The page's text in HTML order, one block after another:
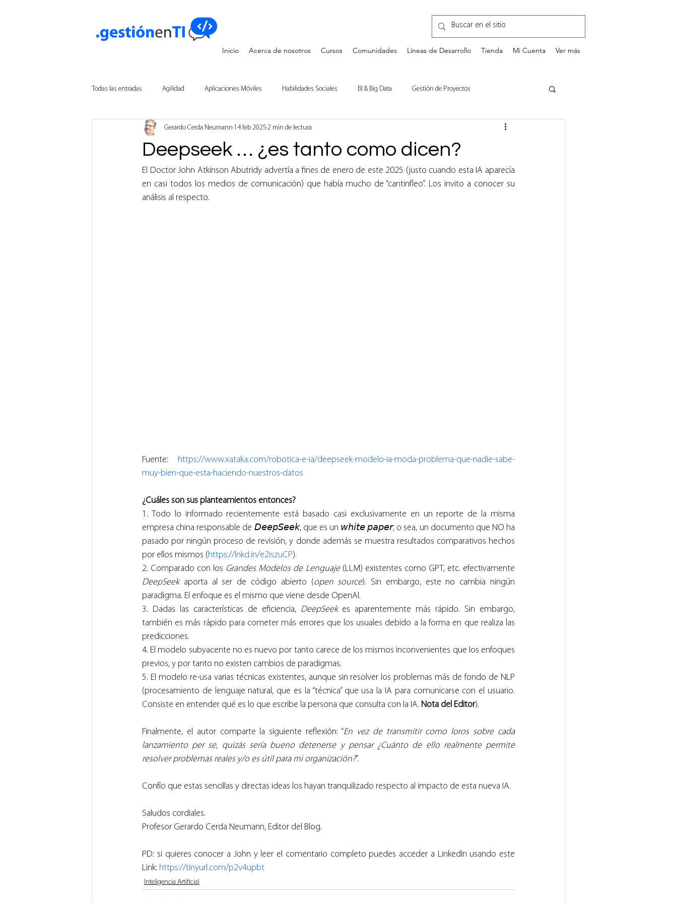
Inicio Acerca de nosotros Cursos Comunidades Líneas de Desarrollo Tienda Mi Cuenta Ver más
Todas las entradas Agilidad Aplicaciones Móviles Habilidades Sociales BI & Big Data Gestión de Proyectos
Innovación Empresarial Tecnología Desarrollo Personal GestionEnTI.com
Inteligencia Artificial
Deepseek … ¿es tanto como dicen?
Gerardo Cerda Neumann 14 feb 2025 2 min de lectura
El Doctor John Atkinson Abutridy advertía a fines de enero de este 2025 (justo cuando esta IA aparecía
en casi todos los medios de comunicación) que había mucho de “cantinfleo”. Los invito a conocer su
análisis al respecto.
Fuente: https://www.xataka.com/robotica-e-ia/deepseek-modelo-ia-moda-problema-que-nadie-sabe-
muy-bien-que-esta-haciendo-nuestros-datos
¿Cuáles son sus planteamientos entonces?
1. Todo lo informado recientemente está basado casi exclusivamente en un reporte de la misma
empresa china responsable de 𝘋𝘦𝘦𝘱𝘚𝘦𝘦𝘬, que es un 𝘸𝘩𝘪𝘵𝘦 𝘱𝘢𝘱𝘦𝘳, o sea, un documento que NO ha
pasado por ningún proceso de revisión, y donde además se muestra resultados comparativos hechos
por ellos mismos (https://lnkd.in/e2iszuCP).
2. Comparado con los Grandes Modelos de Lenguaje
DeepSeek aporta al ser de código abierto (open source). Sin embargo, este no cambia ningún
paradigma. El enfoque es el mismo que viene desde OpenAI.
3. Dadas las características de eficiencia, DeepSeek es aparentemente más rápido. Sin embargo,
también es más rápido para cometer más errores que los usuales debido a la forma en que realiza las
predicciones.
4. El modelo subyacente no es nuevo por tanto carece de los mismos inconvenientes que los enfoques
previos, y por tanto no existen cambios de paradigmas.
5. El modelo re-usa varias técnicas existentes, aunque sin resolver los problemas más de fondo de NLP
(procesamiento de lenguaje natural, que es la “técnica” que usa la IA para comunicarse con el usuario.
Consiste en entender qué es lo que escribe la persona que consulta con la IA. Nota del Editor).
Finalmente, el autor comparte la siguiente reflexión: “En vez de transmitir como loros sobre cada
lanzamiento per se, quizás sería bueno detenerse y pensar ¿Cuánto de ello realmente permite
resolver problemas reales y/o es útil para mi organización?”.
Confío que estas sencillas y directas ideas los hayan tranquilizado respecto al impacto de esta nueva IA.
Saludos cordiales.
Profesor Gerardo Cerda Neumann, Editor del Blog.
PD: si quieres conocer a John y leer el comentario completo puedes acceder a LinkedIn usando este
Link: https://tinyurl.com/p2v4upbt
Inteligencia Artificial